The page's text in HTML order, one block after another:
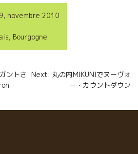
r
a
e
novembre 2010
, Bourgogne
ントさ Next: 丸の内MIKUNIでヌーヴォ
ー・カウントダウン